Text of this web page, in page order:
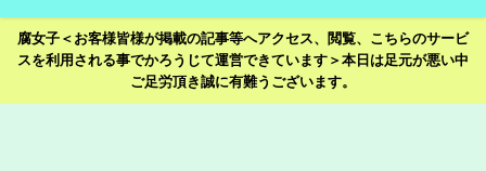
腐女子＜お客様皆様が掲載の記事等へアクセス、閲覧、こちらのサービ
スを利用される事でかろうじて運営できています＞本日は足元が悪い中
ご足労頂き誠に有難うございます。